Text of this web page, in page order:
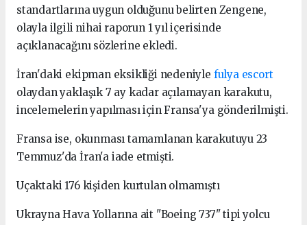
standartlarına uygun olduğunu belirten Zengene,
olayla ilgili nihai raporun 1 yıl içerisinde
açıklanacağını sözlerine ekledi.
İran'daki ekipman eksikliği nedeniyle fulya escort
olaydan yaklaşık 7 ay kadar açılamayan karakutu,
incelemelerin yapılması için Fransa'ya gönderilmişti.
Fransa ise, okunması tamamlanan karakutuyu 23
Temmuz'da İran'a iade etmişti.
Uçaktaki 176 kişiden kurtulan olmamıştı
Ukrayna Hava Yollarına ait "Boeing 737" tipi yolcu